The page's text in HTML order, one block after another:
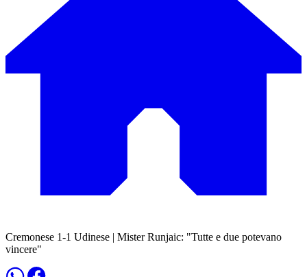
Cremonese 1-1 Udinese | Mister Runjaic: "Tutte e due potevano
vincere"